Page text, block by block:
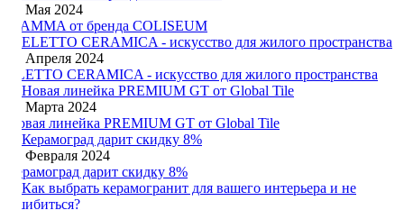
24 Мая 2024
FIAMMA от бренда COLISEUM
17 Апреля 2024
ELETTO CERAMICA - искусство для жилого пространства
20 Марта 2024
Новая линейка PREMIUM GT от Global Tile
21 Февраля 2024
Керамоград дарит скидку 8%